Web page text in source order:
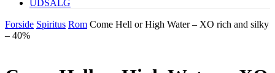
UDSALG
Forside Spiritus Rom Come Hell or High Water – XO rich and silky
– 40%